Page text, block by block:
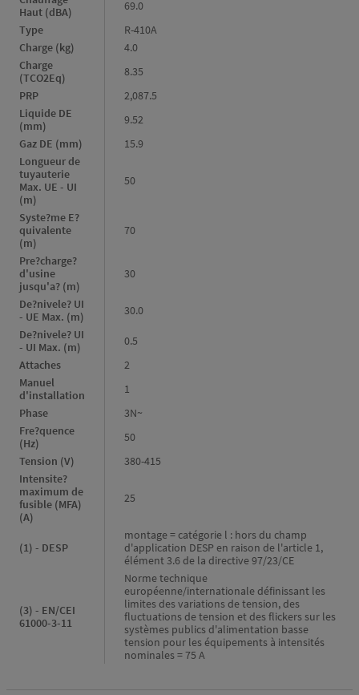
Haut (dBA)
69.0
Type
R-410A
Charge (kg)
4.0
Charge
(TCO2Eq)
8.35
PRP
2,087.5
Liquide DE
(mm)
9.52
Gaz DE (mm)
15.9
Longueur de
tuyauterie
Max. UE - UI
(m)
50
Syste?me E?
quivalente
(m)
70
Pre?charge?
d'usine
jusqu'a? (m)
30
De?nivele? UI
- UE Max. (m)
30.0
De?nivele? UI
- UI Max. (m)
0.5
Attaches
2
Manuel
d'installation
1
Phase
3N~
Fre?quence
(Hz)
50
Tension (V)
380-415
Intensite?
maximum de
fusible (MFA)
(A)
25
(1) - DESP
montage = catégorie l : hors du champ
d'application DESP en raison de l'article 1,
élément 3.6 de la directive 97/23/CE
(3) - EN/CEI
61000-3-11
Norme technique
européenne/internationale définissant les
limites des variations de tension, des
fluctuations de tension et des flickers sur les
systèmes publics d'alimentation basse
tension pour les équipements à intensités
nominales = 75 A